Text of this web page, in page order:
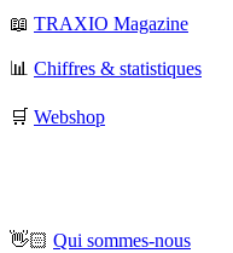
📖 TRAXIO Magazine
📊 Chiffres & statistiques
🛒 Webshop
👋🏻 Qui sommes-nous